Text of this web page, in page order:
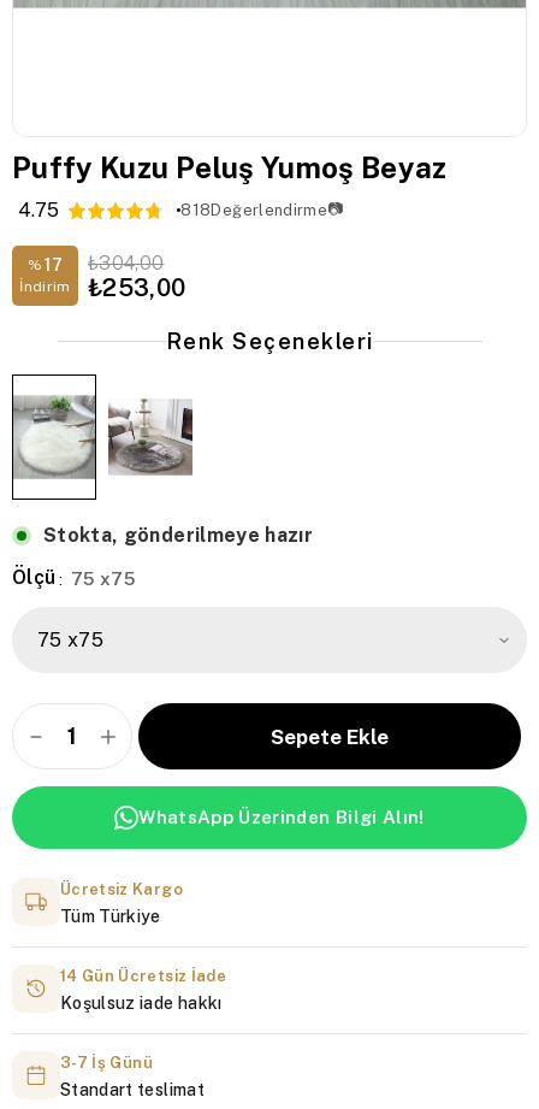
Puffy Kuzu Peluş Yumoş Beyaz
4.75 818 Değerlendirme📷
% 17
İndirim
₺304,00
₺253,00
Renk Seçenekleri
Stokta, gönderilmeye hazır
Ölçü : 75 x75
WhatsApp Üzerinden Bilgi Alın!
Ücretsiz Kargo
Tüm Türkiye
14 Gün Ücretsiz İade
Koşulsuz iade hakkı
3-7 İş Günü
Standart teslimat